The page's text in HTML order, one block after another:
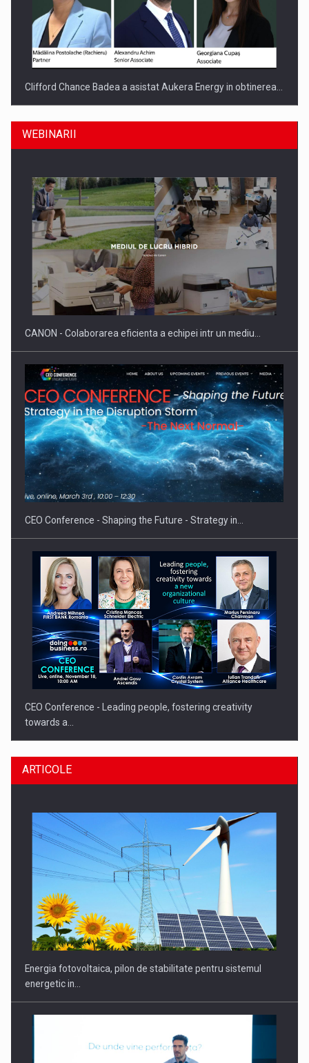
Clifford Chance Badea a asistat Aukera Energy in obtinerea…
SAPTE PERSONALITATI DIN MEDIUL DE AFACERI, ACADEMIC
SI INSTITUTIONAL…
Hard Enduro Piatra Craiului 2026, fueled by benzinariile RO…
WEBINARII
CANON - Colaborarea eficienta a echipei intr un mediu…
CEO Conference - Shaping the Future - Strategy in…
CEO Conference - Leading people, fostering creativity
towards a…
CEO Conference - Shaping The Future - Technology and…
ARTICOLE
Energia fotovoltaica, pilon de stabilitate pentru sistemul
energetic in…